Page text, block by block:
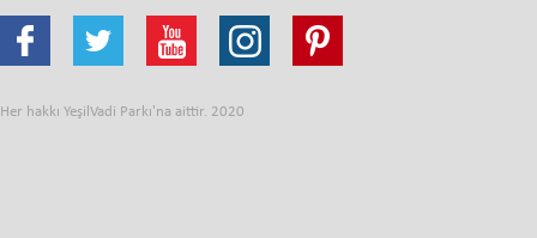
Her hakkı YeşilVadi Parkı'na aittir. 2020